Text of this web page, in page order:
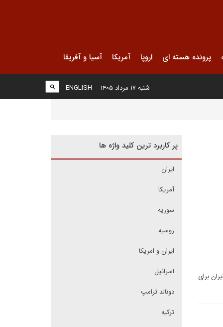
پرونده هسته ای اروپا آمریکا آسیا و آفریقا
ENGLISH شنبه ۱۷ مرداد ۱۴۰۵
برای
پر کاربرد ترین کلید واژه ها
ایران
آمریکا
سوریه
روسیه
ایران و امریکا
اسرائیل
دونالد ترامپ
ترکیه